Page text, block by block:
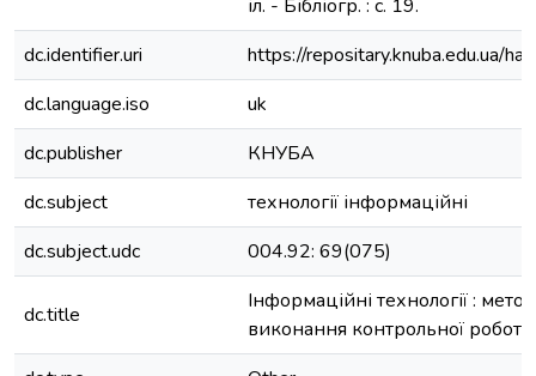
іл. - Бібліогр. : с. 19.
dc.identifier.uri
https://repositary.knuba.edu.ua/
dc.language.iso
uk
dc.publisher
КНУБА
dc.subject
технології інформаційні
dc.subject.udc
004.92: 69(075)
dc.title
Інформаційні технології :
виконання контрольної роботи